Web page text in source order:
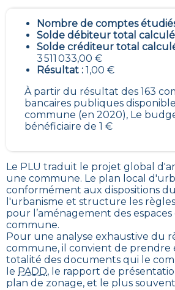
Nombre de comptes
Solde débiteur total calculé
Solde créditeur total
3 511 033,00 €
Résultat : 1,00 €
À partir du résultat des 163
bancaires publiques
commune (en 2020), Le
bénéficiaire de 1 €
Le PLU traduit le projet global
une commune. Le plan local
conformément aux dispositions
l'urbanisme et structure les
pour l’aménagement des
commune.
Pour une analyse exhaustive du
commune, il convient de prendre
totalité des documents qui le
le PADD, le rapport de
plan de zonage, et le plus